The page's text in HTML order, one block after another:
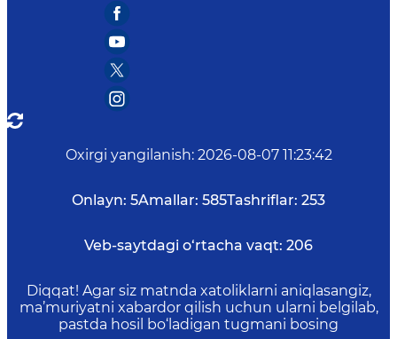
Oxirgi yangilanish: 2026-08-07 11:23:42
Onlayn: 5Amallar: 585Tashriflar: 253
Veb-saytdagi o‘rtacha vaqt: 206
Diqqat! Agar siz matnda xatoliklarni aniqlasangiz,
ma’muriyatni xabardor qilish uchun ularni belgilab,
pastda hosil bo‘ladigan tugmani bosing